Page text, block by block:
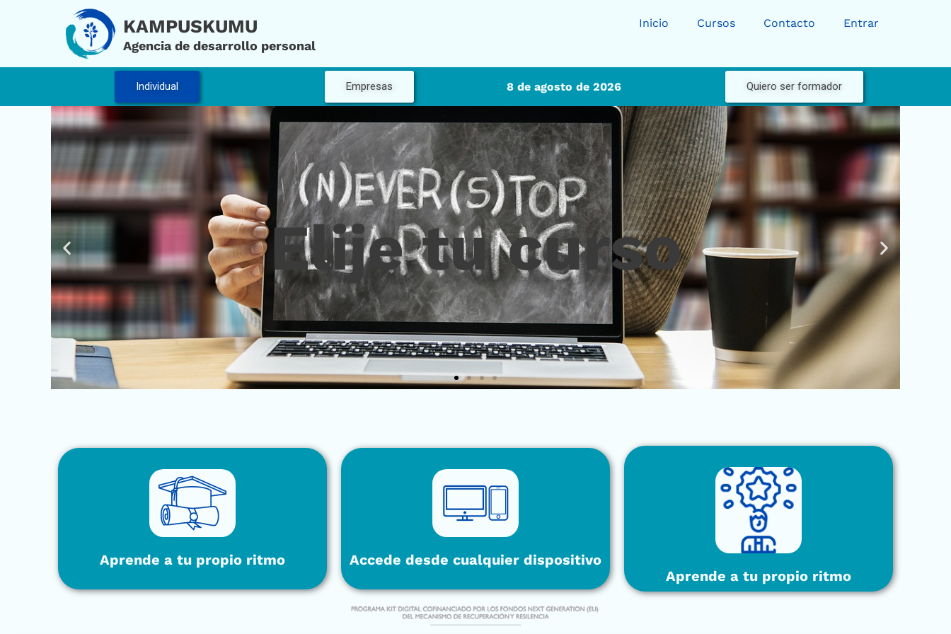
KAMPUSKUMU
Agencia de desarrollo personal
Inicio Cursos Contacto Entrar
Individual Empresas 8 de agosto de 2026 Quiero ser formador
Elije tu curso
Diapositiva
anterior
siguiente
Aprende a tu propio ritmo
Accede desde cualquier dispositivo
Aprende a tu propio ritmo